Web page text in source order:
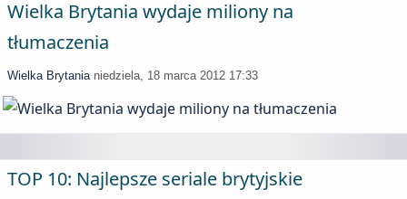
Wielka Brytania wydaje miliony na
tłumaczenia
Wielka Brytania niedziela, 18 marca 2012 17:33
TOP 10: Najlepsze seriale brytyjskie